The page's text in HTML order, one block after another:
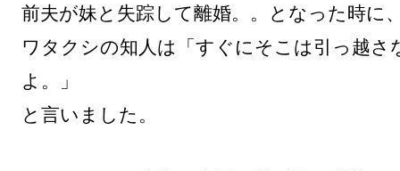
前夫が妹と失踪して離婚。。となった時に
ワタクシの知人は「すぐにそこは引っ越さ
よ。」
と言いました。